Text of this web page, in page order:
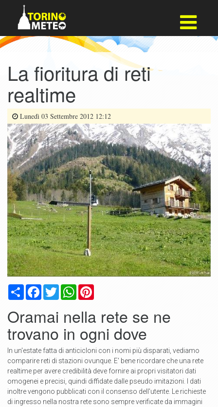
La fioritura di reti
realtime
Lunedì 03 Settembre 2012 12:12
CondividiFacebook
TwitterWhatsApp
Oramai nella rete se ne
trovano in ogni dove
In un'estate fatta di anticicloni con i nomi più disparati, vediamo
comparire reti di stazioni ovunque. E' bene ricordare che una rete
realtime per avere credibilità deve fornire ai propri visitatori dati
omogenei e precisi, quindi diffidate dalle pseudo imitazioni. l dati
inoltre vengono pubblicati con il consenso dell'utente. Le richieste
di ingresso nella nostra rete sono sempre verificate da immagini